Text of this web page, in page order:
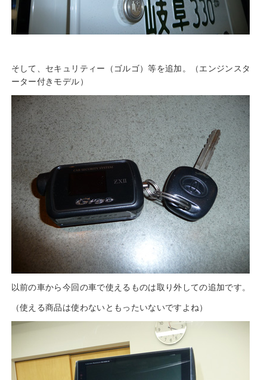
そして、セキュリティー（ゴルゴ）等を追加。（エンジンスタ
ーター付きモデル）
以前の車から今回の車で使えるものは取り外しての追加です。
（使える商品は使わないともったいないですよね）